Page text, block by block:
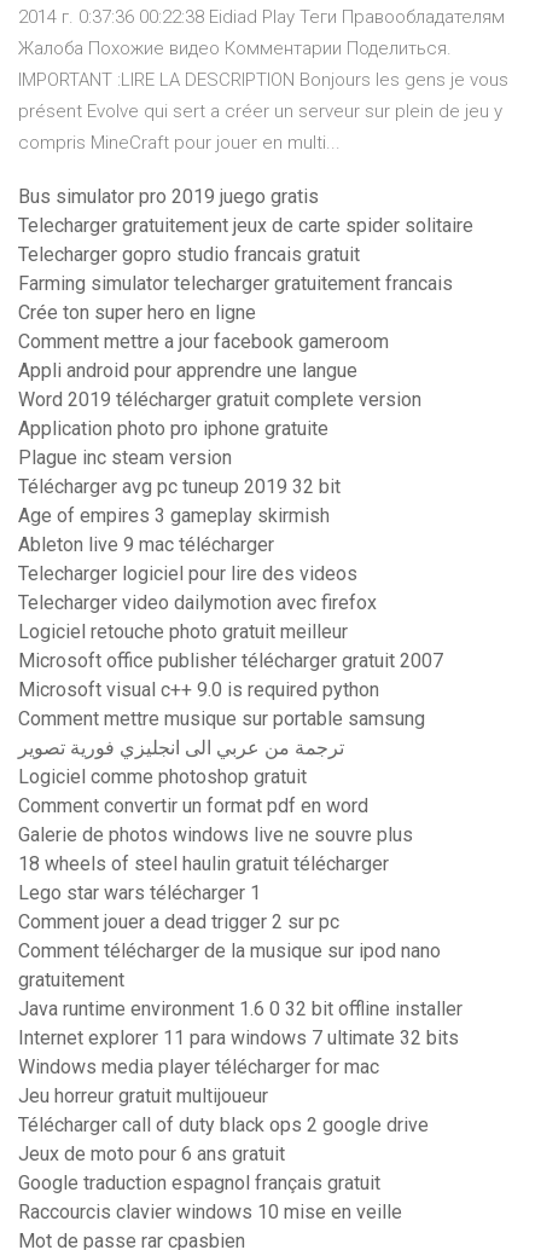
2014 г. 0:37:36 00:22:38 Eidiad Play Теги Правообладателям
Жалоба Похожие видео Комментарии Поделиться.
IMPORTANT :LIRE LA DESCRIPTION Bonjours les gens je vous
présent Evolve qui sert a créer un serveur sur plein de jeu y
compris MineCraft pour jouer en multi...
Bus simulator pro 2019 juego gratis
Telecharger gratuitement jeux de carte spider solitaire
Telecharger gopro studio francais gratuit
Farming simulator telecharger gratuitement francais
Crée ton super hero en ligne
Comment mettre a jour facebook gameroom
Appli android pour apprendre une langue
Word 2019 télécharger gratuit complete version
Application photo pro iphone gratuite
Plague inc steam version
Télécharger avg pc tuneup 2019 32 bit
Age of empires 3 gameplay skirmish
Ableton live 9 mac télécharger
Telecharger logiciel pour lire des videos
Telecharger video dailymotion avec firefox
Logiciel retouche photo gratuit meilleur
Microsoft office publisher télécharger gratuit 2007
Microsoft visual c++ 9.0 is required python
Comment mettre musique sur portable samsung
ترجمة من عربي الى انجليزي فورية تصوير
Logiciel comme photoshop gratuit
Comment convertir un format pdf en word
Galerie de photos windows live ne souvre plus
18 wheels of steel haulin gratuit télécharger
Lego star wars télécharger 1
Comment jouer a dead trigger 2 sur pc
Comment télécharger de la musique sur ipod nano
gratuitement
Java runtime environment 1.6 0 32 bit offline installer
Internet explorer 11 para windows 7 ultimate 32 bits
Windows media player télécharger for mac
Jeu horreur gratuit multijoueur
Télécharger call of duty black ops 2 google drive
Jeux de moto pour 6 ans gratuit
Google traduction espagnol français gratuit
Raccourcis clavier windows 10 mise en veille
Mot de passe rar cpasbien